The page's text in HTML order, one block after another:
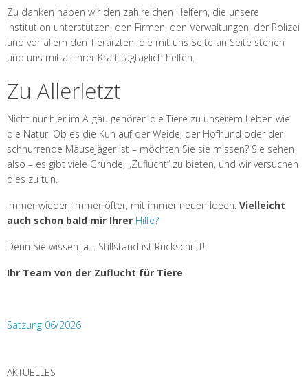
Zu danken haben wir den zahlreichen Helfern, die unsere
Institution unterstützen, den Firmen, den Verwaltungen, der Polizei
und vor allem den Tierärzten, die mit uns Seite an Seite stehen
und uns mit all ihrer Kraft tagtäglich helfen.
Zu Allerletzt
Nicht nur hier im Allgäu gehören die Tiere zu unserem Leben wie
die Natur. Ob es die Kuh auf der Weide, der Hofhund oder der
schnurrende Mäusejäger ist – möchten Sie sie missen? Sie sehen
also – es gibt viele Gründe, „Zuflucht“ zu bieten, und wir versuchen
dies zu tun.
Immer wieder, immer öfter, mit immer neuen Ideen. Vielleicht
auch schon bald mir Ihrer Hilfe?
Denn Sie wissen ja… Stillstand ist Rückschritt!
Ihr Team von der Zuflucht für Tiere
Satzung 06/2026
AKTUELLES